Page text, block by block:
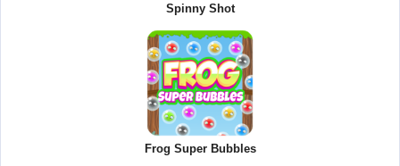
Spinny Shot
Frog Super Bubbles